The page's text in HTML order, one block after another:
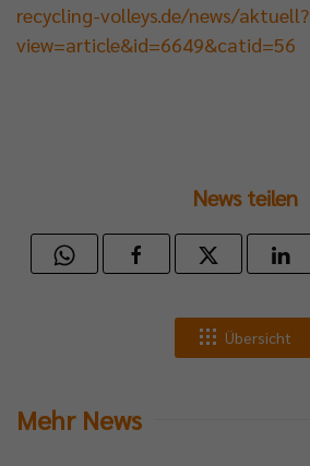
recycling-volleys.de/news/aktuell?
view=article&id=6649&catid=56
News teilen
Übersicht
Mehr News